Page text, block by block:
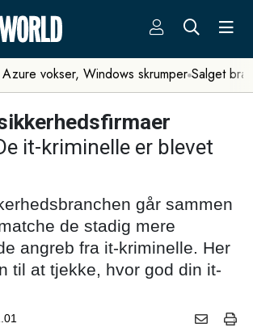
vokser, Windows skrumper Salget
it-kriminelle er blevet
går sammen
de stadig mere
angreb fra it-kriminelle. Her
til at tjekke, hvor god din it-